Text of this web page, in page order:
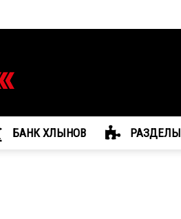
БАНК ХЛЫНОВ РАЗДЕЛЫ